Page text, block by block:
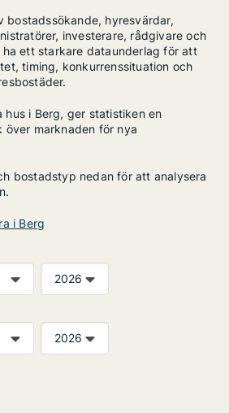
bostadssökande, hyresvärdar,
investerare, rådgivare och
ett starkare dataunderlag för att
timing, konkurrenssituation och
hus i Berg, ger statistiken en
marknaden för nya
bostadstyp nedan för att analysera
i Berg